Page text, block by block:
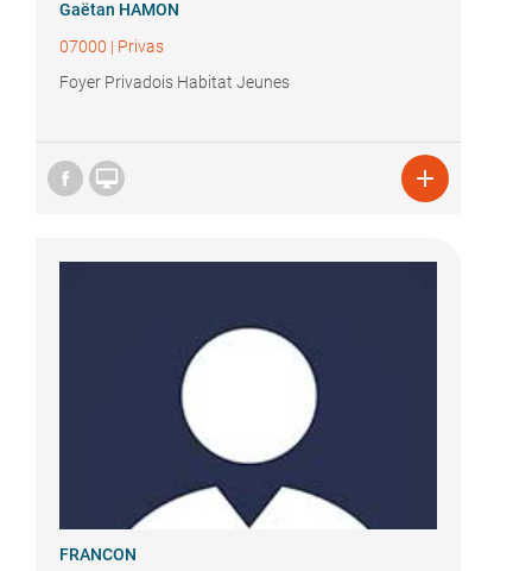
Gaëtan HAMON
07000 | Privas
Foyer Privadois Habitat Jeunes
 
FRANCON